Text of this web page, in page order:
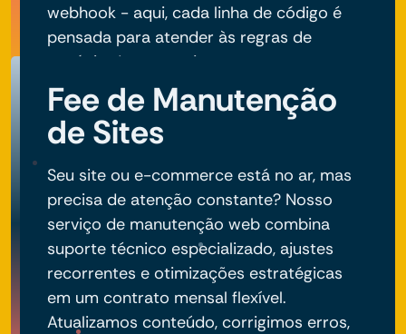
webhook - aqui, cada linha de código é
pensada para atender às regras de
negócio do seu projeto.
Fee de Manutenção
de Sites
Seu site ou e-commerce está no ar, mas
precisa de atenção constante? Nosso
serviço de manutenção web combina
suporte técnico especializado, ajustes
recorrentes e otimizações estratégicas
em um contrato mensal flexível.
Atualizamos conteúdo, corrigimos erros,